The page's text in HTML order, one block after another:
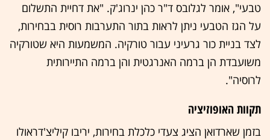
טבעי", אומר לגלובס ד"ר כהן ינרוג'ק. "את דחיית התשלום
על הגז הטבעי ניתן לראות בתור התערבות רוסית בבחירות,
לצד בניית כור גרעיני עבור טורקיה. המשמעות היא שטורקיה
משועבדת הן ברמה האנרגטית והן ברמה התיירותית
לרוסיה".
תקוות האופוזיציה
בזמן שארדואן הציג צעדי כלכלת בחירות, יריבו קיליצ'דראולו